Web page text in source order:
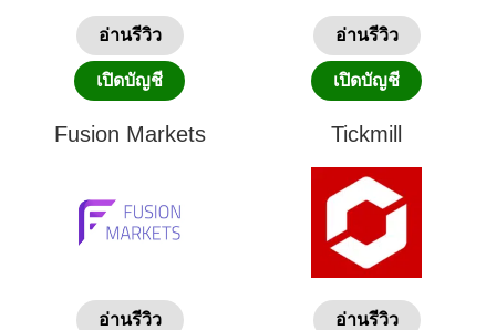
อ่านรีวิว
เปิดบัญชี
อ่านรีวิว
เปิดบัญชี
Fusion Markets
อ่านรีวิว
Tickmill
อ่านรีวิว